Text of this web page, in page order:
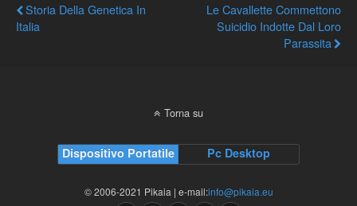
Storia Della Genetica In
Italia
Le Cavallette Commettono
Suicidio Indotte Dal Loro
Parassita
Torna su
Dispositivo Portatile Pc Desktop
© 2006-2021 Pikaia | e-mail:info@pikaia.eu